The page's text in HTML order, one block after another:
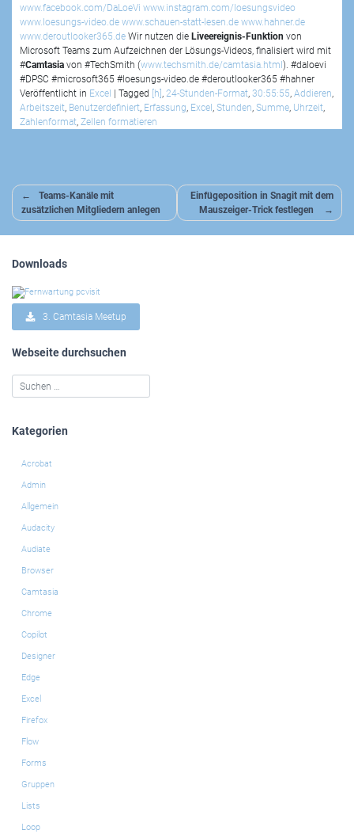
www.facebook.com/DaLoeVi www.instagram.com/loesungsvideo
www.loesungs-video.de www.schauen-statt-lesen.de www.hahner.de
www.deroutlooker365.de Wir nutzen die Liveereignis-Funktion von
Microsoft Teams zum Aufzeichnen der Lösungs-Videos, finalisiert wird mit
#Camtasia von #TechSmith (www.techsmith.de/camtasia.html). #daloevi
#DPSC #microsoft365 #loesungs-video.de #deroutlooker365 #hahner
Veröffentlicht in Excel | Tagged [h], 24-Stunden-Format, 30:55:55, Addieren,
Arbeitszeit, Benutzerdefiniert, Erfassung, Excel, Stunden, Summe, Uhrzeit,
Zahlenformat, Zellen formatieren
Beitragsnavigation
Teams-Kanäle mit
zusätzlichen Mitgliedern anlegen
Einfügeposition in Snagit mit dem
Mauszeiger-Trick festlegen
Downloads
3. Camtasia Meetup
Webseite durchsuchen
Kategorien
Acrobat
Admin
Allgemein
Audacity
Audiate
Browser
Camtasia
Chrome
Copilot
Designer
Edge
Excel
Firefox
Flow
Forms
Gruppen
Lists
Loop